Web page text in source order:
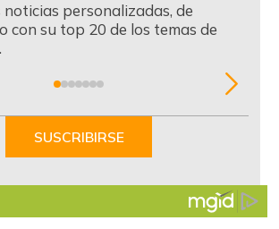
noticias personalizadas, de
con su top 20 de los temas de
SUSCRIBIRSE